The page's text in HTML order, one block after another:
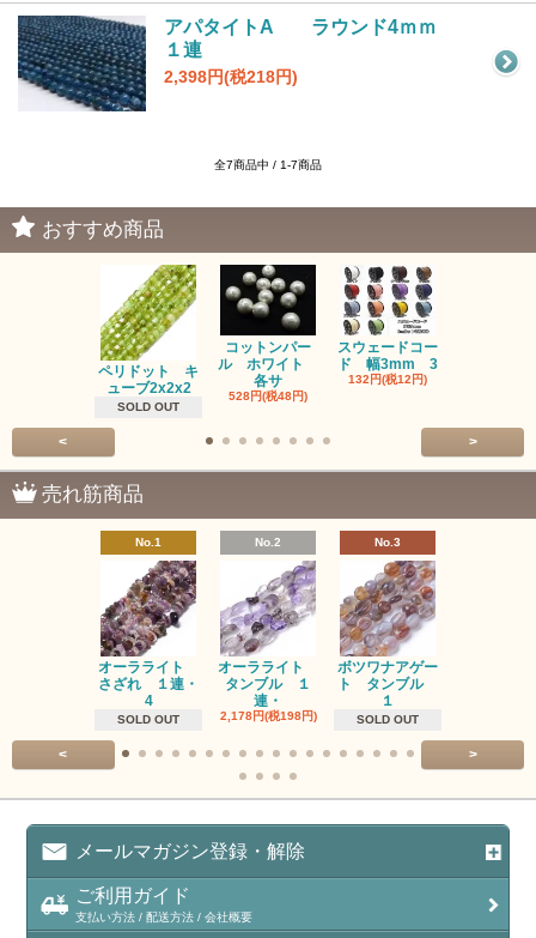
アパタイトA ラウンド4ｍｍ
１連
2,398円(税218円)
全7商品中 / 1-7商品
おすすめ商品
ペリドット キ
ューブ2x2x2
SOLD OUT
コットンパー
ル ホワイト
各サ
528円(税48円)
スウェードコー
ド 幅3mm 3
132円(税12円)
< >
売れ筋商品
No.1
オーラライト
さざれ １連・
4
SOLD OUT
No.2
オーラライト
タンブル １
連・
2,178円(税198円)
No.3
ボツワナアゲー
ト タンブル
１
SOLD OUT
< >
メールマガジン登録・解除
ご利用ガイド
支払い方法 / 配送方法 / 会社概要